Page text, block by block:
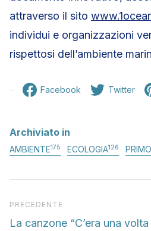
attraverso il sito
individui e organizzazioni
rispettosi dell’ambiente
Facebook Twitter
Archiviato in
AMBIENTE175 ECOLOGIA126
Articolo precedente
PRECEDENTE
La canzone “C’era una